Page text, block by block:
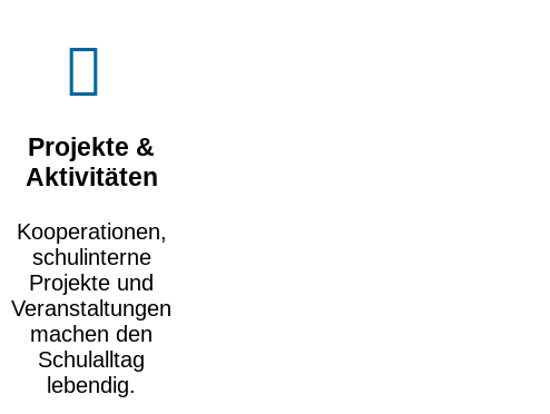
Projekte &
Aktivitäten
Kooperationen,
schulinterne
Projekte und
Veranstaltungen
machen den
Schulalltag
lebendig.